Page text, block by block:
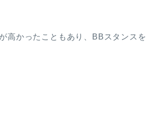
高かったこともあり、BBスタンスを